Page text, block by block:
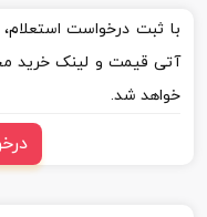
با ثبت درخواست
آتی قیمت و لینک خرید
خواهد شد.